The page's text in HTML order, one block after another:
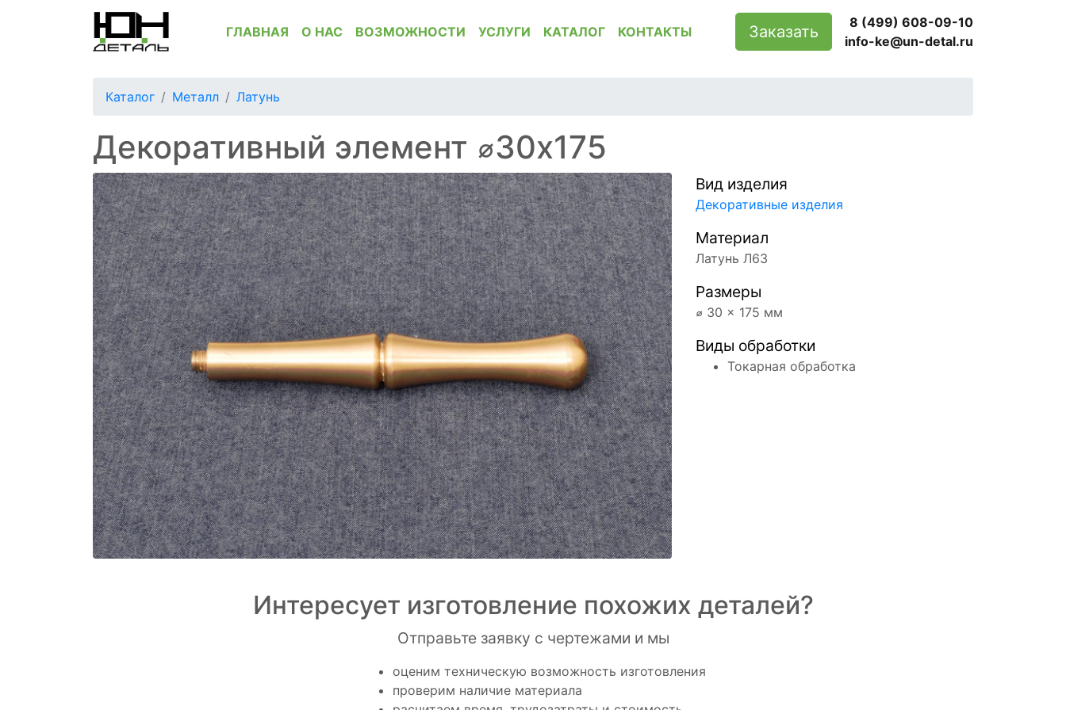
ГЛАВНАЯ О НАС ВОЗМОЖНОСТИ УСЛУГИ КАТАЛОГ КОНТАКТЫ Заказать
8 (499) 608-09-10
info-ke@un-detal.ru
Каталог Металл Латунь
Декоративный элемент ⌀30x175
Вид изделия
Декоративные изделия
Материал
Латунь Л63
Размеры
⌀ 30 x 175 мм
Виды обработки
Токарная обработка
Интересует изготовление похожих деталей?
Отправьте заявку с чертежами и мы
оценим техническую возможность изготовления
проверим наличие материала